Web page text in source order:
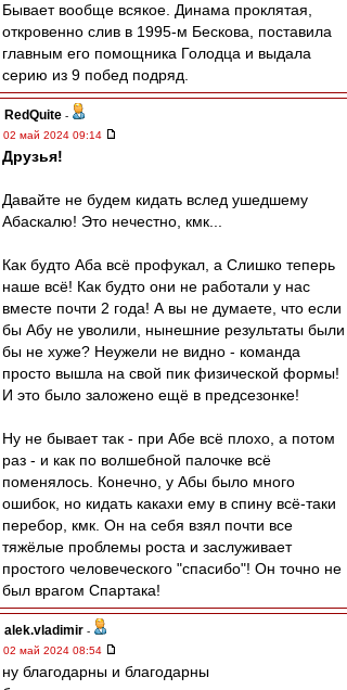
Бывает вообще всякое. Динама проклятая,
откровенно слив в 1995-м Бескова, поставила
главным его помощника Голодца и выдала
серию из 9 побед подряд.
RedQuite -
02 май 2024 09:14
Друзья!
Давайте не будем кидать вслед ушедшему
Абаскалю! Это нечестно, кмк...
Как будто Аба всё профукал, а Слишко теперь
наше всё! Как будто они не работали у нас
вместе почти 2 года! А вы не думаете, что если
бы Абу не уволили, нынешние результаты были
бы не хуже? Неужели не видно - команда
просто вышла на свой пик физической формы!
И это было заложено ещё в предсезонке!
Ну не бывает так - при Абе всё плохо, а потом
раз - и как по волшебной палочке всё
поменялось. Конечно, у Абы было много
ошибок, но кидать какахи ему в спину всё-таки
перебор, кмк. Он на себя взял почти все
тяжёлые проблемы роста и заслуживает
простого человеческого "спасибо"! Он точно не
был врагом Спартака!
alek.vladimir -
02 май 2024 08:54
ну благодарны и благодарны